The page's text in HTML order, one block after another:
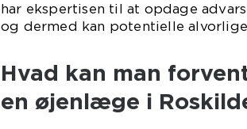
har ekspertisen til at opdage
og dermed kan potentielle
Hvad kan man
en øjenlæge i